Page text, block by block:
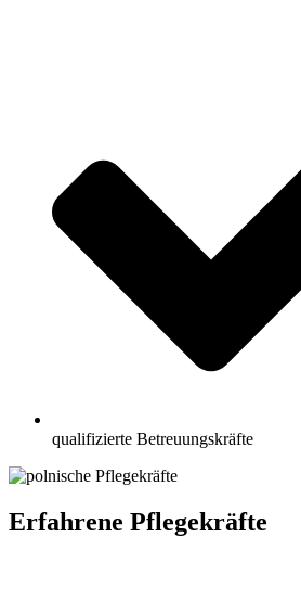
qualifizierte Betreuungskräfte
Erfahrene Pflegekräfte